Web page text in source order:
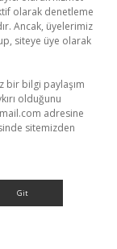
olarak denetleme
Ancak, üyelerimiz
siteye üye olarak
bir bilgi paylaşım
olduğunu
adresine
sitemizden